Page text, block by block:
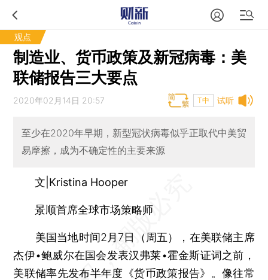
观点
制造业、货币政策及新冠病毒：美
联储报告三大要点
试听
2020年02月14日 20:57 T中
至少在2020年早期，新型冠状病毒似乎正取代中美贸
易摩擦，成为不确定性的主要来源
文|Kristina Hooper
景顺首席全球市场策略师
美国当地时间2月7日（周五），在美联储主席
杰伊•鲍威尔在国会发表汉弗莱•霍金斯证词之前，
美联储率先发布半年度《货币政策报告》。像往常